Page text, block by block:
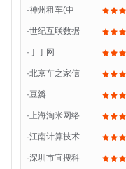
·神州租车(中
·世纪互联数据
·丁丁网
·北京车之家信
·豆瓣
·上海淘米网络
·江南计算技术
·深圳市宜搜科